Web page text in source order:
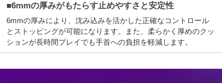
■6mmの厚みがもたらす止めやすさと安定性
6mmの厚みにより、沈み込みを活かした正確なコントロール
とストッピングが可能になります。また、柔らかく厚めのクッ
ションが長時間プレイでも手首への負担を軽減します。